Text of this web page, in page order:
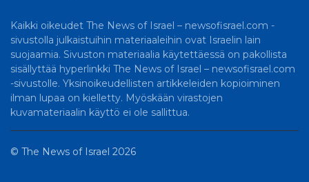
Kaikki oikeudet The News of Israel – newsofisrael.com -
sivustolla julkaistuihin materiaaleihin ovat Israelin lain
suojaamia. Sivuston materiaalia käytettäessä on pakollista
sisällyttää hyperlinkki The News of Israel – newsofisrael.com
-sivustolle. Yksinoikeudellisten artikkeleiden kopioiminen
ilman lupaa on kielletty. Myöskään virastojen
kuvamateriaalin käyttö ei ole sallittua.
© The News of Israel 2026